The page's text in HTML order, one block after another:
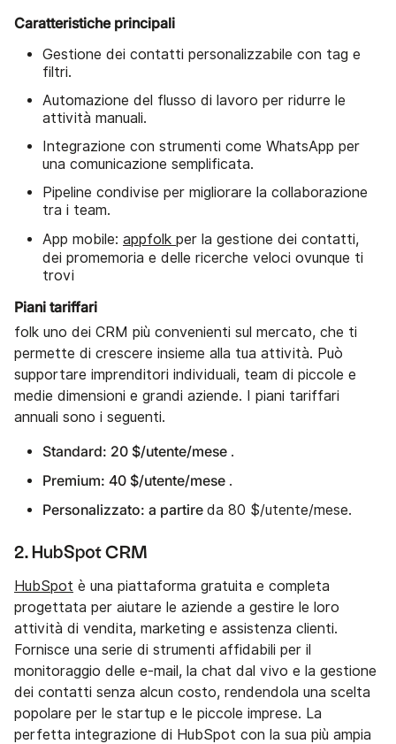
Caratteristiche principali
Gestione dei contatti personalizzabile con tag e
filtri.
Automazione del flusso di lavoro per ridurre le
attività manuali.
Integrazione con strumenti come WhatsApp per
una comunicazione semplificata.
Pipeline condivise per migliorare la collaborazione
tra i team.
App mobile: appfolk per la gestione dei contatti,
dei promemoria e delle ricerche veloci ovunque ti
trovi
Piani tariffari
folk uno dei CRM più convenienti sul mercato, che ti
permette di crescere insieme alla tua attività. Può
supportare imprenditori individuali, team di piccole e
medie dimensioni e grandi aziende. I piani tariffari
annuali sono i seguenti.
Standard: 20 $/utente/mese .
Premium: 40 $/utente/mese .
Personalizzato: a partire da 80 $/utente/mese.
2. HubSpot CRM
HubSpot è una piattaforma gratuita e completa
progettata per aiutare le aziende a gestire le loro
attività di vendita, marketing e assistenza clienti.
Fornisce una serie di strumenti affidabili per il
monitoraggio delle e-mail, la chat dal vivo e la gestione
dei contatti senza alcun costo, rendendola una scelta
popolare per le startup e le piccole imprese. La
perfetta integrazione di HubSpot con la sua più ampia